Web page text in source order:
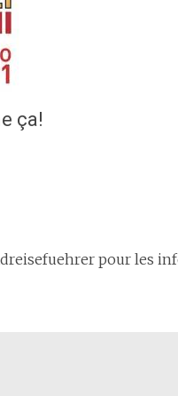
ça!
pour les